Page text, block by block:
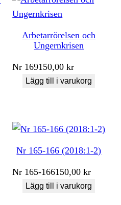
Arbetarrörelsen och
Ungernkrisen
Nr 169150,00kr
Lägg till i varukorg
Nr 165-166 (2018:1-2)
Nr 165-166150,00kr
Lägg till i varukorg